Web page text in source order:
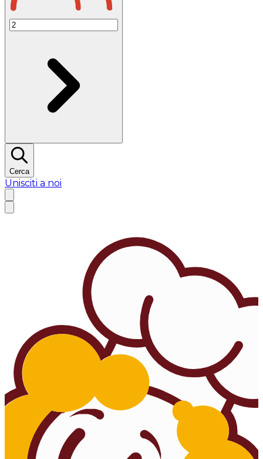
Cerca
Unisciti a noi